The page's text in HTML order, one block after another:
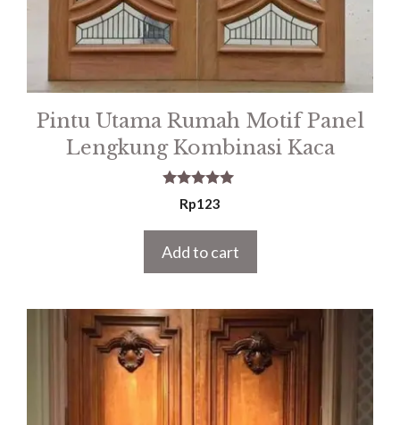
Pintu Utama Rumah Motif Panel
Lengkung Kombinasi Kaca
5.00
out of 5
Rp123
Add to cart